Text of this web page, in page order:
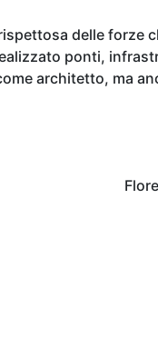
delle forze
ponti,
architetto, ma